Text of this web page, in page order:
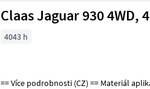
Claas Jaguar 930 4WD,
4043 h
== Více podrobnosti (CZ) == Materiál aplikace: Kukuřice Přídavné